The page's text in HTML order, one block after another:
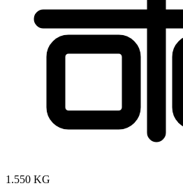
1.550 KG